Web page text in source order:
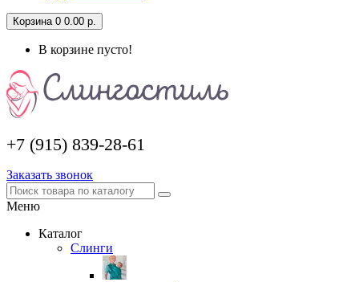
Корзина 0 0.00 р.
В корзине пусто!
+7 (915) 839-28-61
Заказать звонок
Меню
Каталог
Слинги